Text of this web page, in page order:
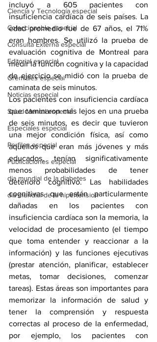
Ciencia y Tecnología especial
Coleccionable especial
Consulta Externa especial
Editorial especial
Gremiales especial
Noticias especial
Salud Mental especial
Especiales especial
Perfiles especial
Publicaciones especial
dia mundial de la diabetes
dia mundial de la hipertension
incluyó a 605 pacientes con
insuficiencia cardíaca de seis países. La
edad promedio fue de 67 años, el 71%
eran hombres. Se utilizó la prueba de
evaluación cognitiva de Montreal para
medir la función cognitiva y la capacidad
de ejercicio se midió con la prueba de
caminata de seis minutos.
Los pacientes con insuficiencia cardíaca
que caminaron más lejos en una prueba
de seis minutos, es decir que tuvieron
una mejor condición física, así como
aquellos que eran más jóvenes y más
educados, tenían significativamente
menos probabilidades de tener
deterioro cognitivo. Las habilidades
cognitivas que están particularmente
dañadas en los pacientes con
insuficiencia cardíaca son la memoria, la
velocidad de procesamiento (el tiempo
que toma entender y reaccionar a la
información) y las funciones ejecutivas
(prestar atención, planificar, establecer
metas, tomar decisiones, comenzar
tareas). Estas áreas son importantes para
memorizar la información de salud y
tener la comprensión y respuesta
correctas al proceso de la enfermedad,
por ejemplo, los pacientes con